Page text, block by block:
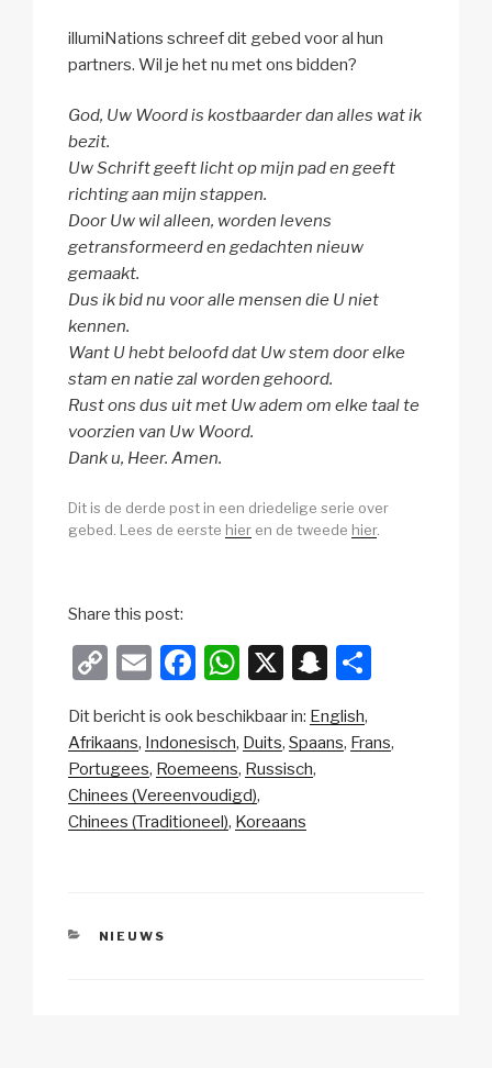
illumiNations schreef dit gebed voor al hun
partners. Wil je het nu met ons bidden?
God, Uw Woord is kostbaarder dan alles wat ik
bezit.
Uw Schrift geeft licht op mijn pad en geeft
richting aan mijn stappen.
Door Uw wil alleen, worden levens
getransformeerd en gedachten nieuw
gemaakt.
Dus ik bid nu voor alle mensen die U niet
kennen.
Want U hebt beloofd dat Uw stem door elke
stam en natie zal worden gehoord.
Rust ons dus uit met Uw adem om elke taal te
voorzien van Uw Woord.
Dank u, Heer. Amen.
Dit is de derde post in een driedelige serie over
gebed. Lees de eerste hier en de tweede hier.
Share this post:
C
p
y
Li
n
E
ail
F
c
e
b
o
W
at
s
A
p
X
S
a e
Dit bericht is ook beschikbaar in: English
Afrikaans Indonesisch Duits Spaans Frans
Portugees Roemeens Russisch
Chinees (Vereenvoudigd)
Chinees (Traditioneel) Koreaans
CATEGORIEËN
NIEUWS